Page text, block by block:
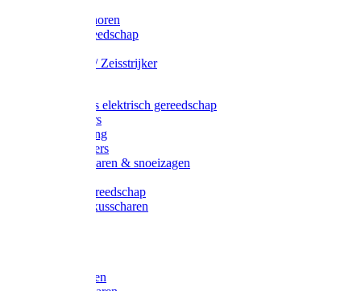
Zeis toebehoren
Baggergereedschap
Wetstenen / Zeisstrijker
Accessoires elektrisch gereedschap
Grasmaaiers
Tuinreiniging
Robotmaaiers
Heggenscharen & snoeizagen
Klussen gereedschap
Gras & buxusscharen
Snoeischaren